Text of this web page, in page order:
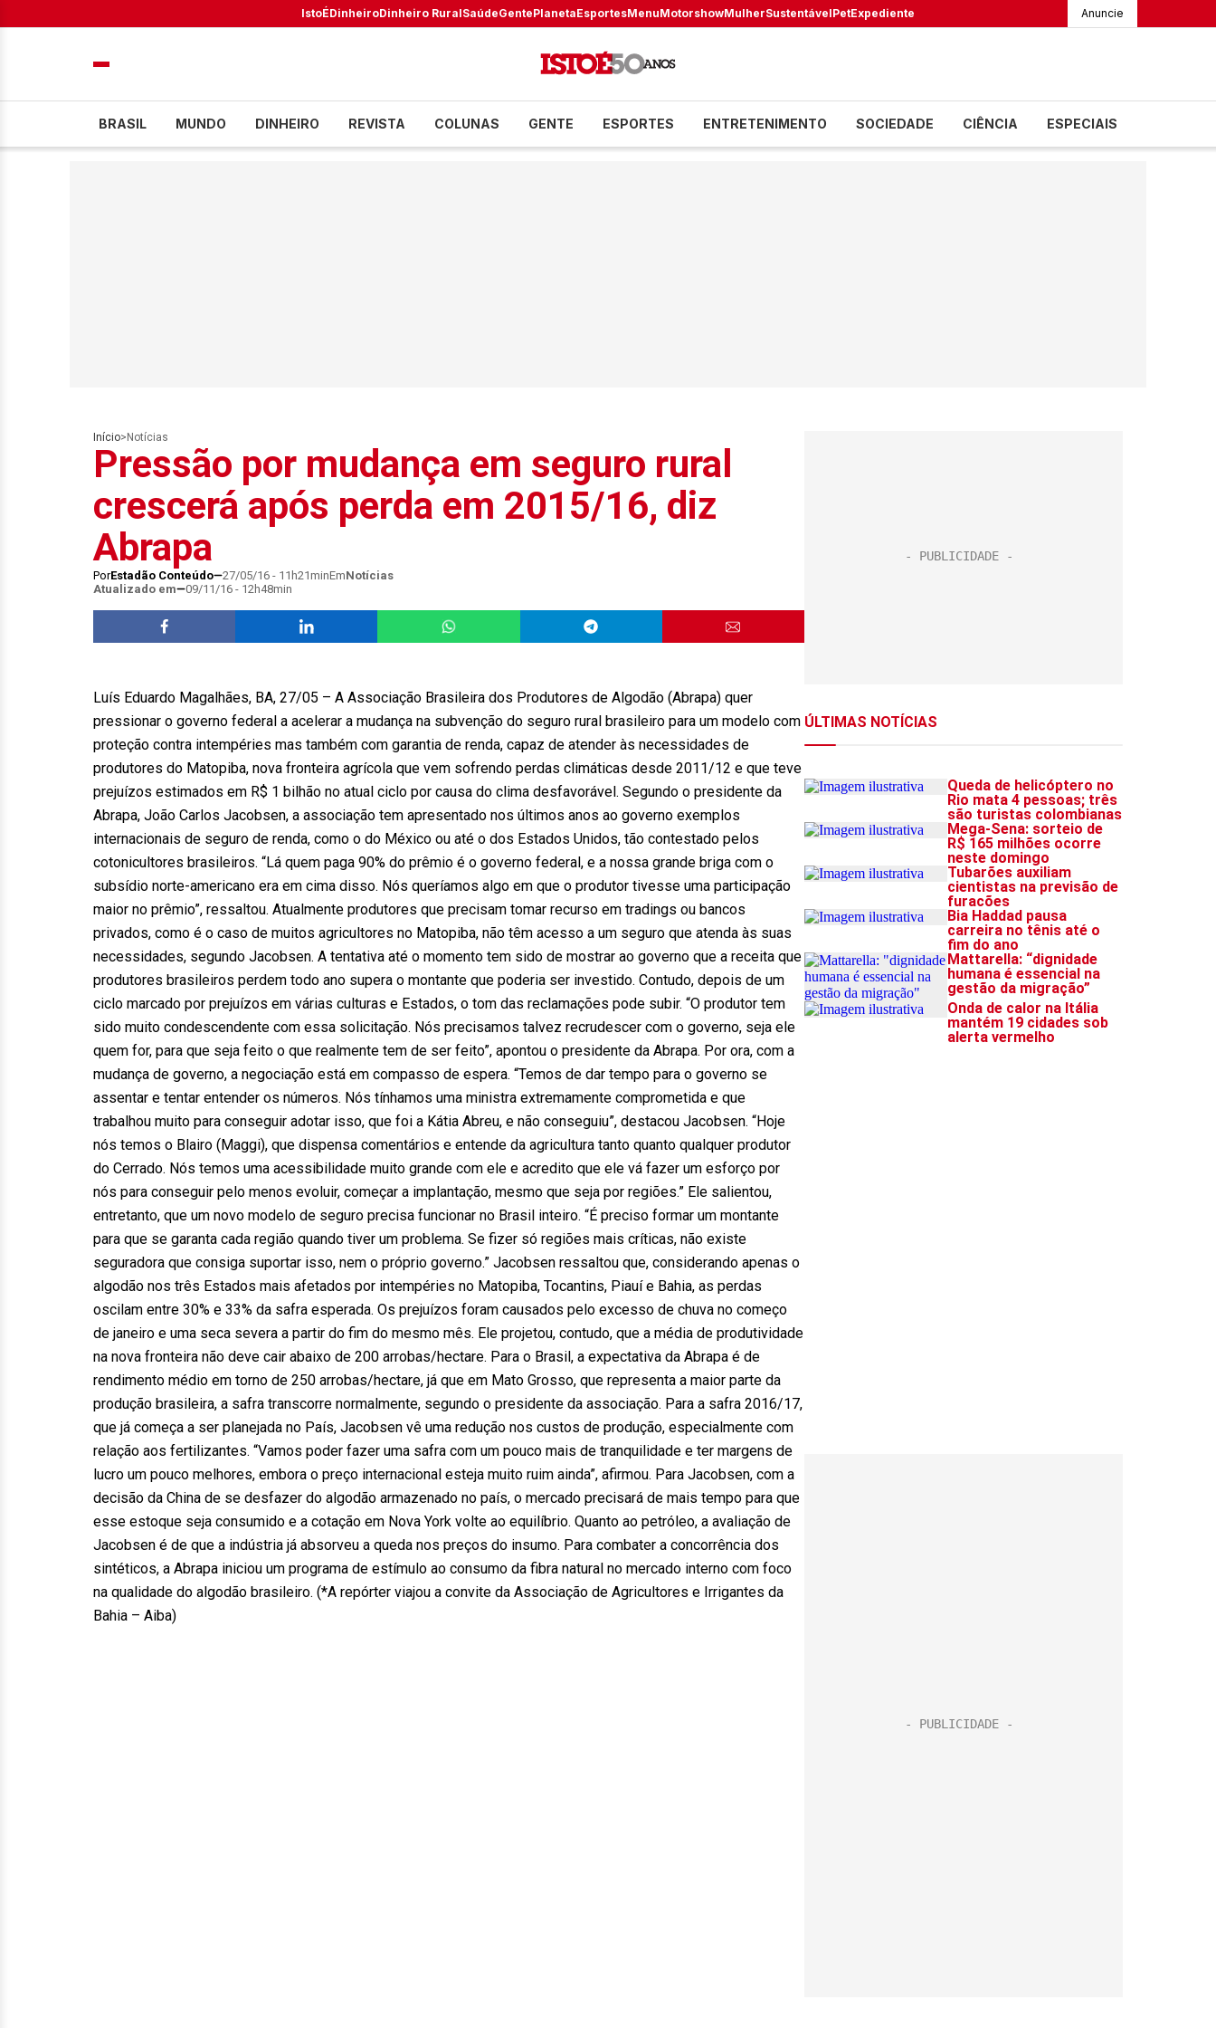
IstoÉDinheiroDinheiro RuralSaúdeGentePlanetaEsportesMenuMotorshowMulherSustentávelPetExpediente Anuncie
BRASIL MUNDO DINHEIRO REVISTA COLUNAS GENTE ESPORTES ENTRETENIMENTO SOCIEDADE CIÊNCIA ESPECIAIS
Início> Notícias
Pressão por mudança em seguro rural
crescerá após perda em 2015/16, diz
Abrapa
PorEstadão Conteúdo 27/05/16 - 11h21minEmNotícias
Atualizado em
09/11/16 - 12h48min
Luís Eduardo Magalhães, BA, 27/05 – A Associação Brasileira dos Produtores de Algodão (Abrapa) quer
pressionar o governo federal a acelerar a mudança na subvenção do seguro rural brasileiro para um modelo com
proteção contra intempéries mas também com garantia de renda, capaz de atender às necessidades de
produtores do Matopiba, nova fronteira agrícola que vem sofrendo perdas climáticas desde 2011/12 e que teve
prejuízos estimados em R$ 1 bilhão no atual ciclo por causa do clima desfavorável. Segundo o presidente da
Abrapa, João Carlos Jacobsen, a associação tem apresentado nos últimos anos ao governo exemplos
internacionais de seguro de renda, como o do México ou até o dos Estados Unidos, tão contestado pelos
cotonicultores brasileiros. “Lá quem paga 90% do prêmio é o governo federal, e a nossa grande briga com o
subsídio norte-americano era em cima disso. Nós queríamos algo em que o produtor tivesse uma participação
maior no prêmio”, ressaltou. Atualmente produtores que precisam tomar recurso em tradings ou bancos
privados, como é o caso de muitos agricultores no Matopiba, não têm acesso a um seguro que atenda às suas
necessidades, segundo Jacobsen. A tentativa até o momento tem sido de mostrar ao governo que a receita que
produtores brasileiros perdem todo ano supera o montante que poderia ser investido. Contudo, depois de um
ciclo marcado por prejuízos em várias culturas e Estados, o tom das reclamações pode subir. “O produtor tem
sido muito condescendente com essa solicitação. Nós precisamos talvez recrudescer com o governo, seja ele
quem for, para que seja feito o que realmente tem de ser feito”, apontou o presidente da Abrapa. Por ora, com a
mudança de governo, a negociação está em compasso de espera. “Temos de dar tempo para o governo se
assentar e tentar entender os números. Nós tínhamos uma ministra extremamente comprometida e que
trabalhou muito para conseguir adotar isso, que foi a Kátia Abreu, e não conseguiu”, destacou Jacobsen. “Hoje
nós temos o Blairo (Maggi), que dispensa comentários e entende da agricultura tanto quanto qualquer produtor
do Cerrado. Nós temos uma acessibilidade muito grande com ele e acredito que ele vá fazer um esforço por
nós para conseguir pelo menos evoluir, começar a implantação, mesmo que seja por regiões.” Ele salientou,
entretanto, que um novo modelo de seguro precisa funcionar no Brasil inteiro. “É preciso formar um montante
para que se garanta cada região quando tiver um problema. Se fizer só regiões mais críticas, não existe
seguradora que consiga suportar isso, nem o próprio governo.” Jacobsen ressaltou que, considerando apenas o
algodão nos três Estados mais afetados por intempéries no Matopiba, Tocantins, Piauí e Bahia, as perdas
oscilam entre 30% e 33% da safra esperada. Os prejuízos foram causados pelo excesso de chuva no começo
de janeiro e uma seca severa a partir do fim do mesmo mês. Ele projetou, contudo, que a média de produtividade
na nova fronteira não deve cair abaixo de 200 arrobas/hectare. Para o Brasil, a expectativa da Abrapa é de
rendimento médio em torno de 250 arrobas/hectare, já que em Mato Grosso, que representa a maior parte da
produção brasileira, a safra transcorre normalmente, segundo o presidente da associação. Para a safra 2016/17,
que já começa a ser planejada no País, Jacobsen vê uma redução nos custos de produção, especialmente com
relação aos fertilizantes. “Vamos poder fazer uma safra com um pouco mais de tranquilidade e ter margens de
lucro um pouco melhores, embora o preço internacional esteja muito ruim ainda”, afirmou. Para Jacobsen, com a
decisão da China de se desfazer do algodão armazenado no país, o mercado precisará de mais tempo para que
esse estoque seja consumido e a cotação em Nova York volte ao equilíbrio. Quanto ao petróleo, a avaliação de
Jacobsen é de que a indústria já absorveu a queda nos preços do insumo. Para combater a concorrência dos
sintéticos, a Abrapa iniciou um programa de estímulo ao consumo da fibra natural no mercado interno com foco
na qualidade do algodão brasileiro. (*A repórter viajou a convite da Associação de Agricultores e Irrigantes da
Bahia – Aiba)